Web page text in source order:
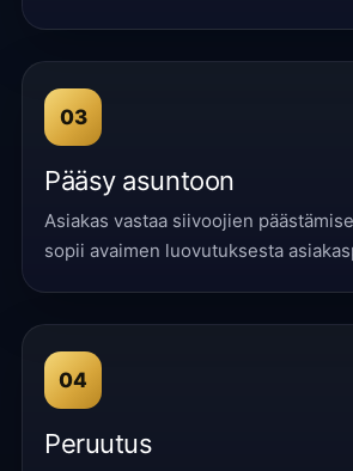
03
Pääsy asuntoon
Asiakas vastaa siivoojien
sopii avaimen luovutuksesta
04
Peruutus